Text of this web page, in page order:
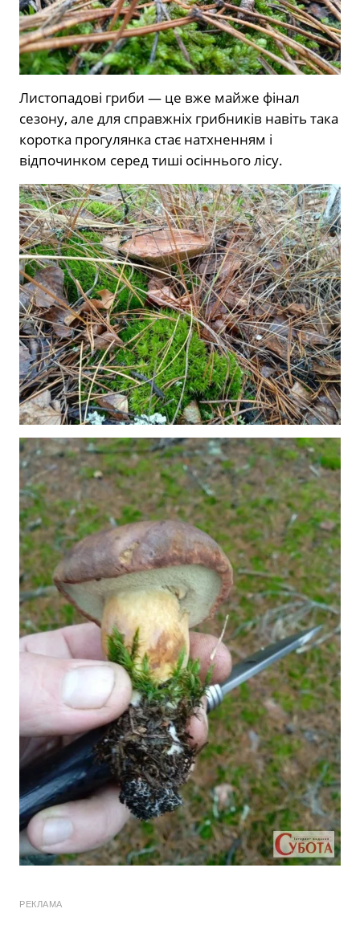
Листопадові гриби — це вже майже фінал
сезону, але для справжніх грибників навіть така
коротка прогулянка стає натхненням і
відпочинком серед тиші осіннього лісу.
РЕКЛАМА